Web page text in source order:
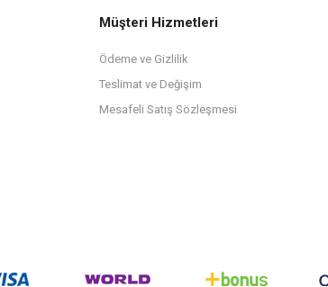
Müşteri Hizmetleri
Ödeme ve Gizlilik
Teslimat ve Değişim
Mesafeli Satış Sözleşmesi